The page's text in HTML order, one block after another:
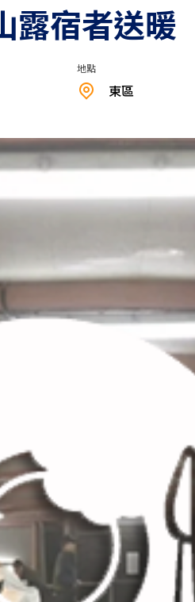
露宿者送暖
地點
東區